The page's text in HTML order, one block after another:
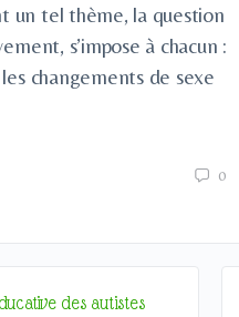
un tel thème, la question
s’impose à chacun :
changements de sexe
0
des autistes